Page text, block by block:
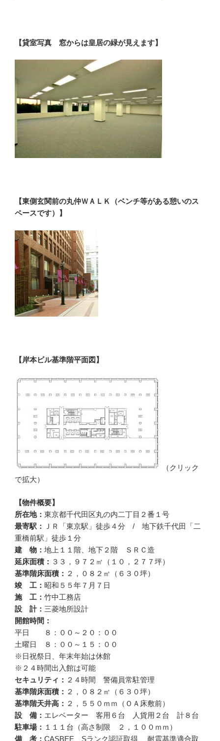
【貸室写真 窓からは皇居の緑が見えます】
【東側玄関前の丸仲ＷＡＬＫ（ベンチ等がある憩いのス
ペースです）】
【岸本ビル基準階平面図】
（クリック
で拡大）
【物件概要】
所在地： 東京都千代田区丸の内二丁目２番１号
最寄駅：
ＪＲ「東京駅」徒歩４分 / 地下鉄千代田「二
重橋前駅」徒歩１分
建 物： 地上１１階、地下２階 ＳＲＣ造
延床面積： ３３，９７２㎡（１０，２７７坪）
基準階床面積： ２，０８２㎡（６３０坪）
竣 工： 昭和５５年７月７日
施 工： 竹中工務店
設 計： 三菱地所設計
開館時間：
平日 ８：００～２０：００
土曜日 ８：００～１５：００
※日祝祭日、年末年始は休館
※２４時間出入館は可能
セキュリティ： ２４時間 警備員常駐管理
基準階床面積： ２，０８２㎡（６３０坪）
基準階天井高： ２，５５０ｍｍ（ＯＡ床敷前）
設 備： エレベーター 客用６台 人貨用２台 計８台
駐車場： １１１台（高さ制限 ２，１００ｍｍ）
備 考： CASBEE Sランク認証取得、 耐震基準適合取